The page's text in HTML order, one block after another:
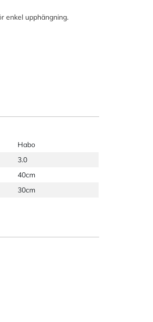
enkel upphängning.
Habo
3.0
40cm
30cm